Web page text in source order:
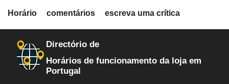
loja-de-artigos-para-reforma
Directório de
Horários de funcionamento da loja em
Portugal
Horário comentários escreva uma crítica